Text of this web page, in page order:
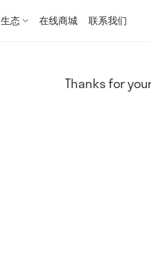
生态 在线商城 联系我们
Thanks for